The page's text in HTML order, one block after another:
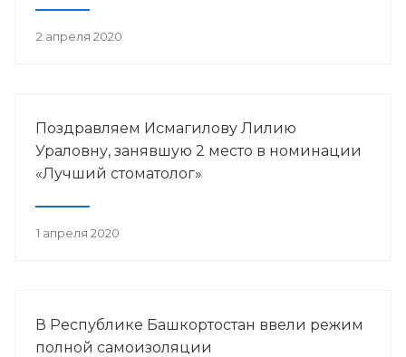
2 апреля 2020
Поздравляем Исмагилову Лилию
Ураловну, занявшую 2 место в номинации
«Лучший стоматолог»
1 апреля 2020
В Республике Башкортостан ввели режим
полной самоизоляции